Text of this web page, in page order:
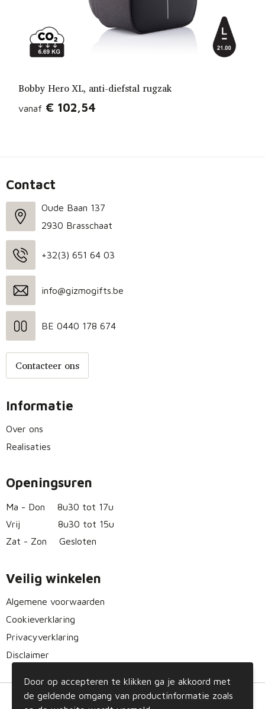
Bobby Hero XL, anti-diefstal rugzak
vanaf € 102,54
Contact
Oude Baan 137
2930 Brasschaat
+32(3) 651 64 03
info@gizmogifts.be
BE 0440 178 674
Contacteer ons
Informatie
Over ons
Realisaties
Openingsuren
Ma - Don
8u30 tot 17u
Vrij
8u30 tot 15u
Zat - Zon
Gesloten
Veilig winkelen
Algemene voorwaarden
Cookieverklaring
Privacyverklaring
Disclaimer
Door op accepteren te klikken ga je akkoord met
de geldende omgang van productinformatie zoals